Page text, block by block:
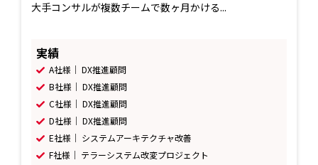
大手コンサルが複数チームで数ヶ月かける...
実績
A社様｜ DX推進顧問
B社様｜ DX推進顧問
C社様｜ DX推進顧問
D社様｜ DX推進顧問
E社様｜ システムアーキテクチャ改善
F社様｜ テラーシステム改変プロジェクト